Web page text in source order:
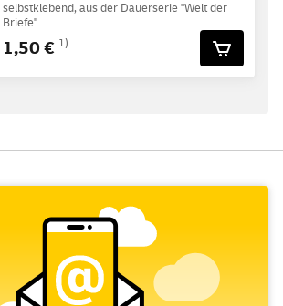
selbstklebend, aus der Dauerserie "Welt der
Briefe"
1,50 € 1)